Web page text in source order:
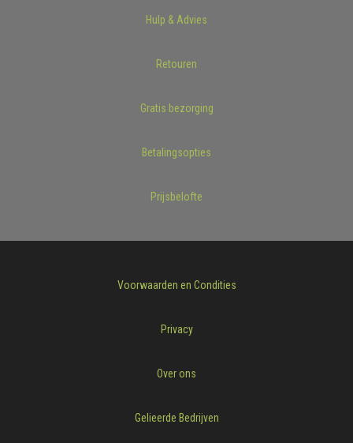
Hulp & Advies
Retouren
Gratis bezorging
Betalingsopties
Prijsbelofte
Voorwaarden en Condities
Privacy
Over ons
Gelieerde Bedrijven